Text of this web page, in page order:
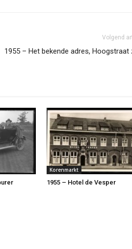
Volgend
1955 – Het bekende adres, Hoogstraat
Korenmarkt
1955 – Hotel de Vesper